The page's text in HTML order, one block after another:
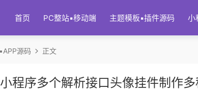
首页 PC整站▪移动端 主题模板▪插件源码 小
源码 正文
程序多个解析接口头像挂件制作